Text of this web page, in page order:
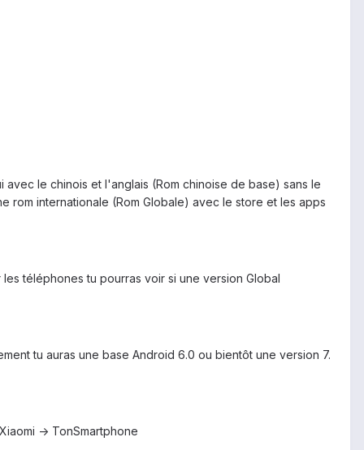
le chinois et l'anglais (Rom chinoise de base) sans le
rom internationale (Rom Globale) avec le store et les apps
téléphones tu pourras voir si une version Global
tu auras une base Android 6.0 ou bientôt une version 7.
-> TonSmartphone